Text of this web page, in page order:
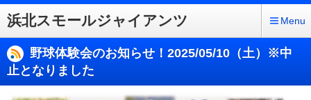
浜北スモールジャイアンツ Menu
野球体験会のお知らせ！2025/05/10（土）※中
止となりました